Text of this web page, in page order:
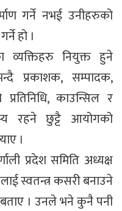
गर्ने नभई उनीहरुको
हो ।
व्यक्तिहरु नियुक्त हुने
प्रकाशक, सम्पादक,
प्रतिनिधि, काउन्सिल र
रहने छुट्टै आयोगको
।
प्रदेश समिति अध्यक्ष
स्वतन्त्र कसरी बनाउने
। उनले भने कुनै पनी